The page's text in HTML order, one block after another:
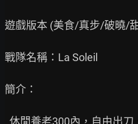
遊戲版本 (美食/真步/破曉/
戰隊名稱：La Soleil
簡介：